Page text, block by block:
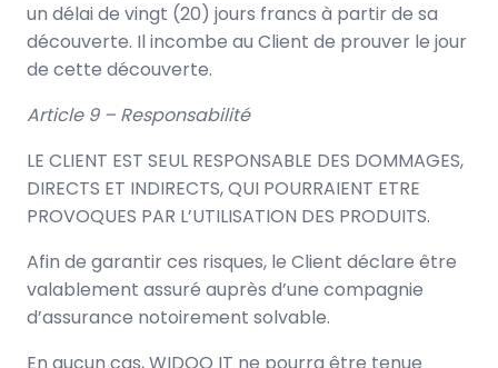
un délai de vingt (20) jours francs à partir de sa
découverte. Il incombe au Client de prouver le jour
de cette découverte.
Article 9 – Responsabilité
LE CLIENT EST SEUL RESPONSABLE DES DOMMAGES,
DIRECTS ET INDIRECTS, QUI POURRAIENT ETRE
PROVOQUES PAR L’UTILISATION DES PRODUITS.
Afin de garantir ces risques, le Client déclare être
valablement assuré auprès d’une compagnie
d’assurance notoirement solvable.